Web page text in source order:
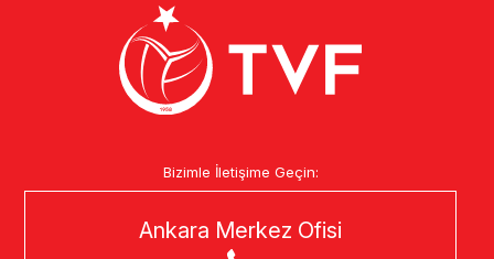
Bizimle İletişime Geçin:
Ankara Merkez Ofisi